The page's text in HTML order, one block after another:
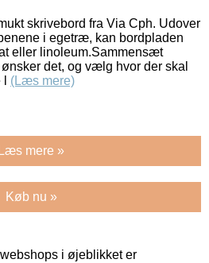
skrivebord fra Via Cph. Udover
i egetræ, kan bordpladen
eller linoleum.Sammensæt
det, og vælg hvor der skal
(Læs mere)
Læs mere »
Køb nu »
i øjeblikket er